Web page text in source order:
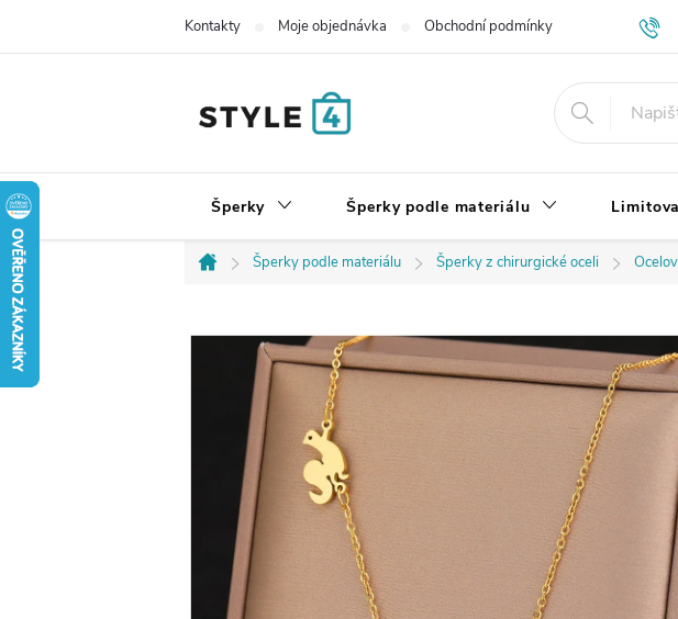
Kontakty Moje objednávka Obchodní podmínky Výměna,
Šperky Šperky podle materiálu
Domů
Šperky podle materiálu Šperky z chirurgické oceli